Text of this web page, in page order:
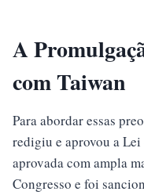
A
com Taiwan
Para abordar essas
redigiu e aprovou a
aprovada com ampla
Congresso e foi